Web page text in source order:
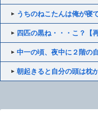
うちのねこたんは俺が寝
四匹の黒ね・・・こ？【再
中一の頃、夜中に２階の
朝起きると自分の頭は枕